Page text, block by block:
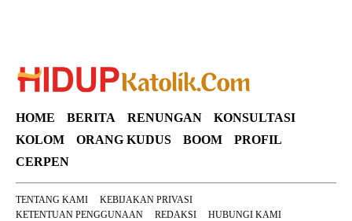
HOME BERITA RENUNGAN
KONSULTASI
KOLOM
ORANG KUDUS BOOM
PROFIL
CERPEN
TENTANG KAMI
KEBIJAKAN PRIVASI
KETENTUAN PENGGUNAAN
REDAKSI HUBUNGI KAMI